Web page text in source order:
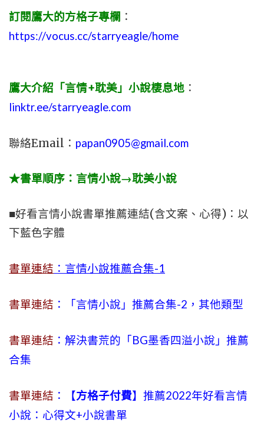
訂閱鷹大的方格子專欄 ：
https://vocus.cc/starryeagle/home
鷹大介紹「言情+耽美」小說棲息地 ：
linktr.ee/starryeagle.com
聯絡Email： papan0905@gmail.com
★書單順序：言情小說→耽美小說
■好看言情小說書單推薦連結(含文案、心得)：以
下藍色字體
書單連結 ：言情小說推薦合集-1
書單連結 ：「言情小說」推薦合集-2，其他類型
書單連結 ：解決書荒的「BG墨香四溢小說」推薦
合集
書單連結 ：【方格子付費】推薦2022年好看言情
小說：心得文+小說書單